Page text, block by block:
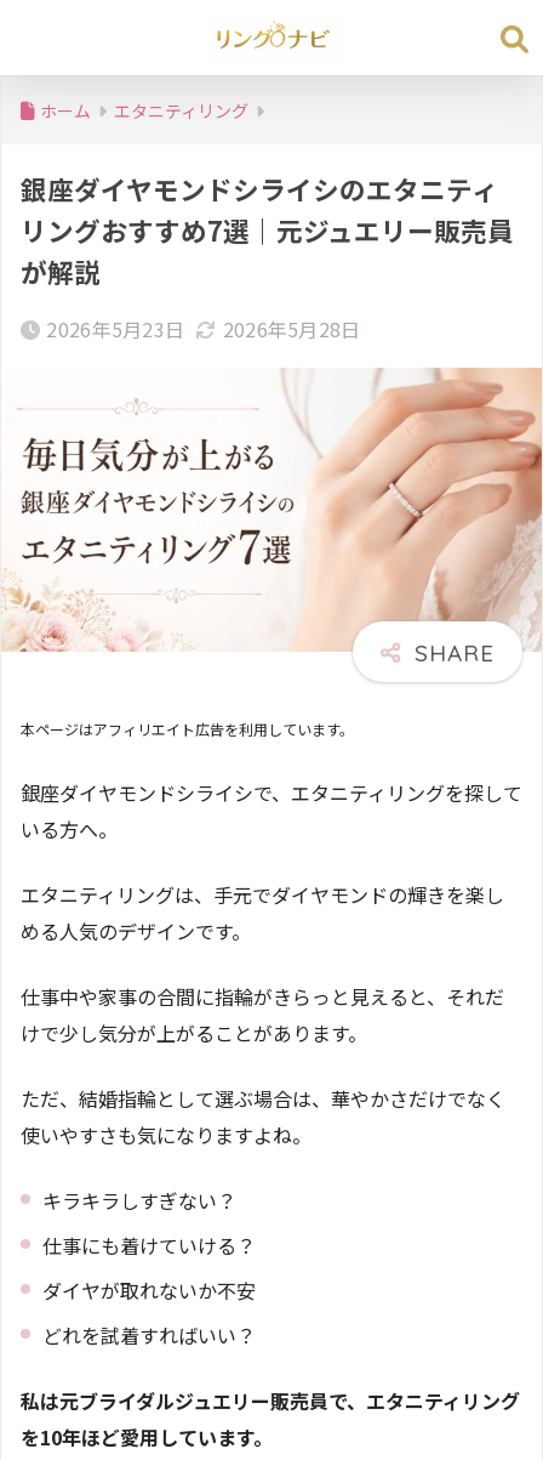
ホーム エタニティリング
銀座ダイヤモンドシライシのエタニティ
リングおすすめ7選｜元ジュエリー販売員
が解説
2026年5月23日 2026年5月28日
本ページはアフィリエイト広告を利用しています。
銀座ダイヤモンドシライシで、エタニティリングを探して
いる方へ。
エタニティリングは、手元でダイヤモンドの輝きを楽し
める人気のデザインです。
仕事中や家事の合間に指輪がきらっと見えると、それだ
けで少し気分が上がることがあります。
ただ、結婚指輪として選ぶ場合は、華やかさだけでなく
使いやすさも気になりますよね。
キラキラしすぎない？
仕事にも着けていける？
ダイヤが取れないか不安
どれを試着すればいい？
私は元ブライダルジュエリー販売員で、エタニティリング
を10年ほど愛用しています。